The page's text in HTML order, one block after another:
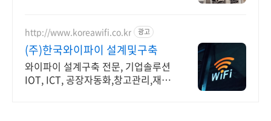
http://www.koreawifi.co.kr 광고
(주)한국와이파이 설계및구축
와이파이 설계구축 전문, 기업솔루션
IOT, ICT, 공장자동화,창고관리,재고